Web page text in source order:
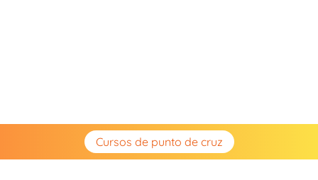
Cursos de punto de cruz